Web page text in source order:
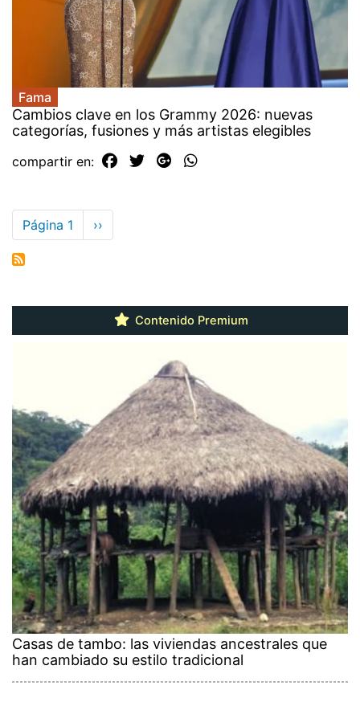
Fama
Cambios clave en los Grammy 2026: nuevas
categorías, fusiones y más artistas elegibles
compartir en:
Paginación
Página 1
Siguiente
página
››
Contenido Premium
Casas de tambo: las viviendas ancestrales que
han cambiado su estilo tradicional